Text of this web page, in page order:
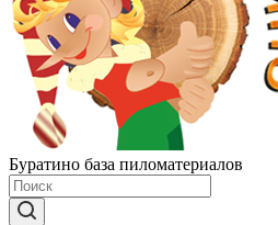
Буратино база пиломатериалов